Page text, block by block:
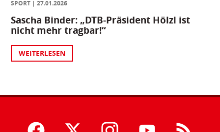
SPORT
27.01.2026
Sascha Binder: „DTB-Präsident Hölzl ist
nicht mehr tragbar!“
WEITERLESEN